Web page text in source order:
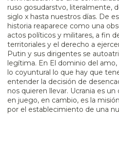
ruso gosudarstvo, literalmente,
siglo x hasta nuestros días. De
historia reaparece como una
actos políticos y militares, a fin
territoriales y el derecho a
Putin y sus dirigentes se
legítima. En El dominio del
lo coyuntural lo que hay que
entender la decisión de
nos quieren llevar. Ucrania es
en juego, en cambio, es la
por el establecimiento de una